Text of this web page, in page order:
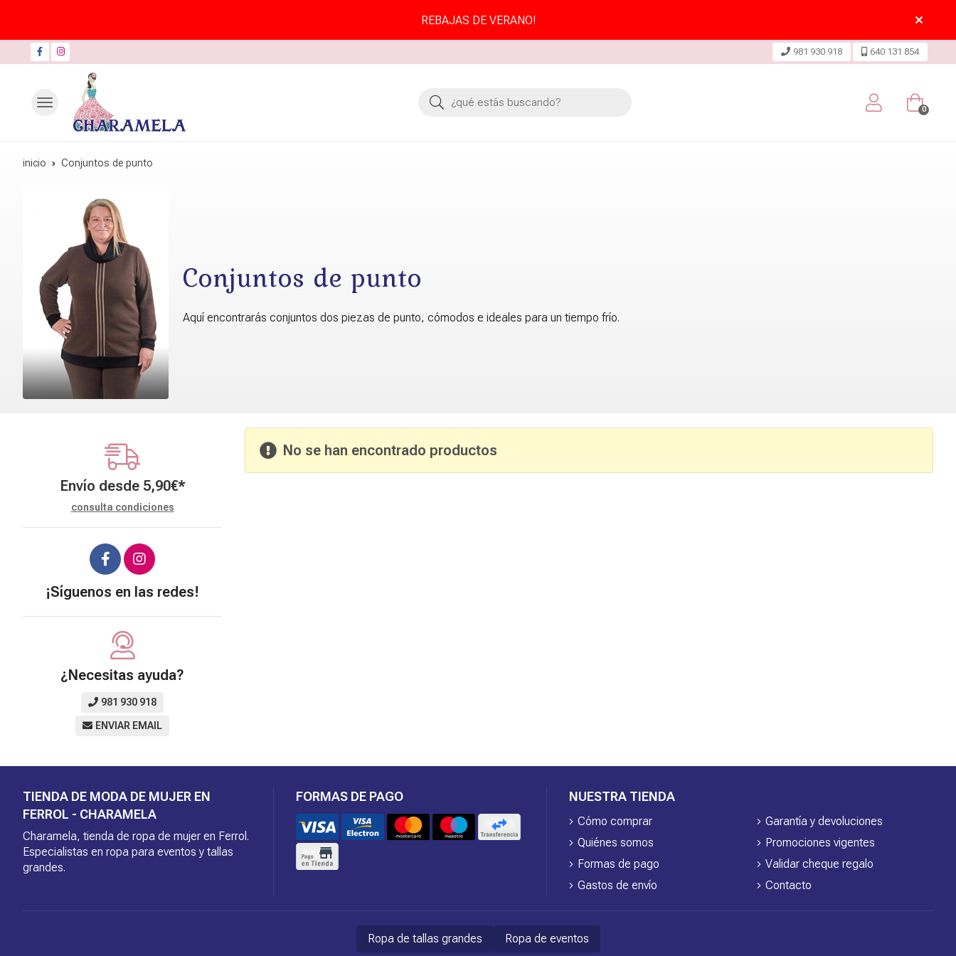
REBAJAS DE VERANO!
981 930 918 640 131 854
Buscar 0
inicio Conjuntos de punto
Conjuntos de punto
Aquí encontrarás conjuntos dos piezas de punto, cómodos e ideales para un tiempo frío.
No se han encontrado productos
Envío desde 5,90€*
consulta condiciones
¡Síguenos en las redes!
¿Necesitas ayuda?
981 930 918
ENVIAR EMAIL
TIENDA DE MODA DE MUJER EN
FERROL - CHARAMELA
Charamela, tienda de ropa de mujer en Ferrol.
Especialistas en ropa para eventos y tallas
grandes.
FORMAS DE PAGO NUESTRA TIENDA
Cómo comprar
Quiénes somos
Formas de pago
Gastos de envío
Garantía y devoluciones
Promociones vigentes
Validar cheque regalo
Contacto
Ropa de tallas grandes Ropa de eventos